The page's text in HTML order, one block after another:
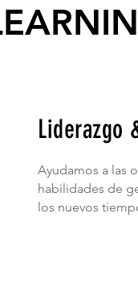
Liderazgo
Ayudamos a las
habilidades de
los nuevos